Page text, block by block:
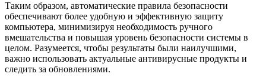
Таким образом, автоматические правила безопасности
обеспечивают более удобную и эффективную защиту
компьютера, минимизируя необходимость ручного
вмешательства и повышая уровень безопасности системы в
целом. Разумеется, чтобы результаты были наилучшими,
важно использовать актуальные антивирусные продукты и
следить за обновлениями.